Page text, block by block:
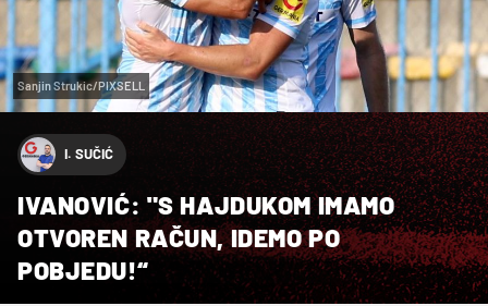
Sanjin Strukic/PIXSELL
I. SUČIĆ
IVANOVIĆ: "S HAJDUKOM IMAMO
OTVOREN RAČUN, IDEMO PO
POBJEDU!“